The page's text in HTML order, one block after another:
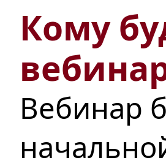
Кому
Вебинар